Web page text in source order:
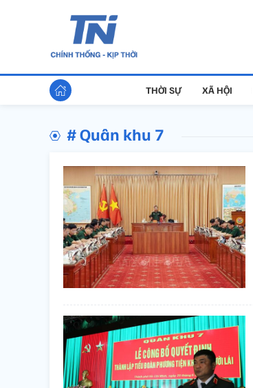
THỜI SỰ XÃ HỘI
# Quân khu 7